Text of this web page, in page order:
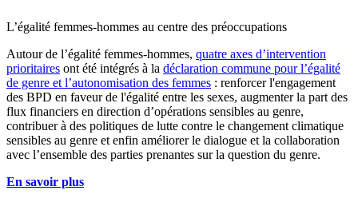
​L’égalité femmes-hommes au centre des préoccupations
Autour de l’égalité femmes-hommes, quatre axes d’intervention
prioritaires ont été intégrés à la déclaration commune pour l’égalité
de genre et l’autonomisation des femmes : renforcer l'engagement
des BPD en faveur de l'égalité entre les sexes, augmenter la part des
flux financiers en direction d’opérations sensibles au genre,
contribuer à des politiques de lutte contre le changement climatique
sensibles au genre et enfin améliorer le dialogue et la collaboration
avec l’ensemble des parties prenantes sur la question du genre.
En savoir plus